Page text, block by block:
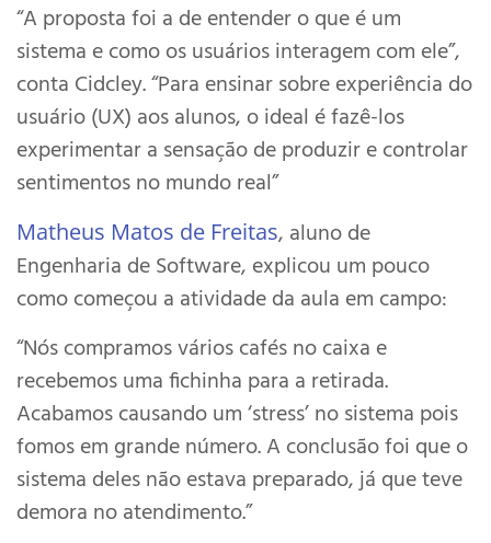
“A proposta foi a de entender o que é um
sistema e como os usuários interagem com ele”,
conta Cidcley. “Para ensinar sobre experiência do
usuário (UX) aos alunos, o ideal é fazê-los
experimentar a sensação de produzir e controlar
sentimentos no mundo real”
Matheus Matos de Freitas, aluno de
Engenharia de Software, explicou um pouco
como começou a atividade da aula em campo:
“Nós compramos vários cafés no caixa e
recebemos uma fichinha para a retirada.
Acabamos causando um ‘stress’ no sistema pois
fomos em grande número. A conclusão foi que o
sistema deles não estava preparado, já que teve
demora no atendimento.”